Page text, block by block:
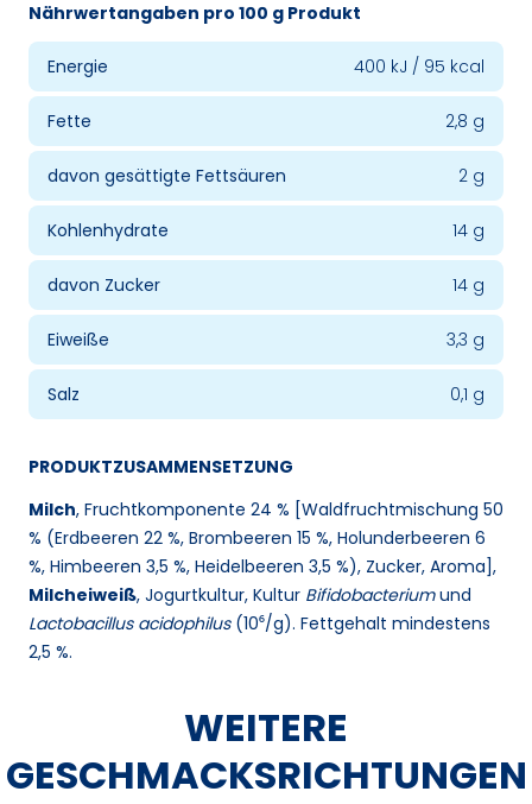
Nährwertangaben pro 100 g Produkt
Energie 400 kJ / 95 kcal
Fette 2,8 g
davon gesättigte Fettsäuren 2 g
Kohlenhydrate 14 g
davon Zucker 14 g
Eiweiße 3,3 g
Salz 0,1 g
PRODUKTZUSAMMENSETZUNG
Milch, Fruchtkomponente 24 % [Waldfruchtmischung 50
% (Erdbeeren 22 %, Brombeeren 15 %, Holunderbeeren 6
%, Himbeeren 3,5 %, Heidelbeeren 3,5 %), Zucker, Aroma],
Milcheiweiß, Jogurtkultur, Kultur Bifidobacteriumund
Lactobacillus acidophilus(10⁶/g). Fettgehalt mindestens
2,5 %.
WEITERE
GESCHMACKSRICHTUNGEN